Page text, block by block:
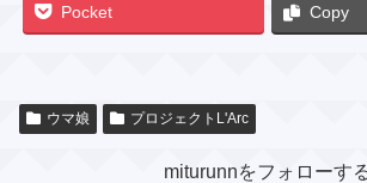
Pocket Copy
ウマ娘 プロジェクトL'Arc
miturunnをフォローす